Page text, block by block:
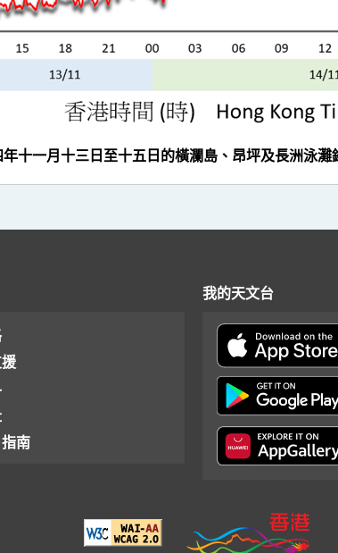
十一月十三日至十五日的橫瀾島、昂坪及長洲泳灘
南
我的天文台